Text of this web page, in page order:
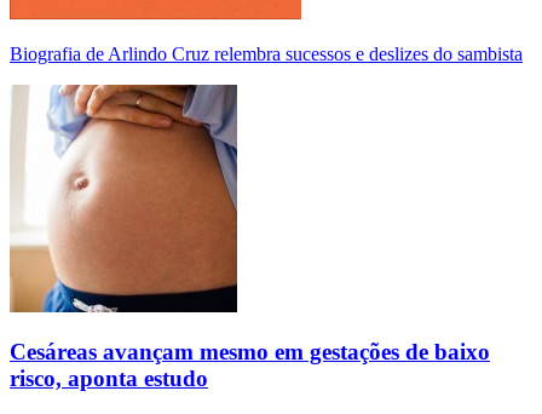
Biografia de Arlindo Cruz relembra sucessos e deslizes do sambista
Cesáreas avançam mesmo em gestações de baixo
risco, aponta estudo